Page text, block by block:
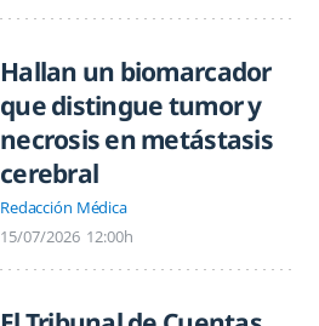
Hallan un biomarcador
que distingue tumor y
necrosis en metástasis
cerebral
Redacción Médica
15/07/2026 12:00h